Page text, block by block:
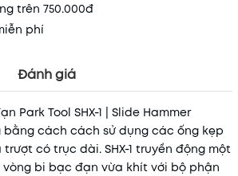
trên 750.000đ
phí
Đánh giá
Park Tool SHX-1 | Slide Hammer
cách cách sử dụng các ống kẹp
có trục dài. SHX-1 truyền động một
bi bạc đạn vừa khít với bộ phận